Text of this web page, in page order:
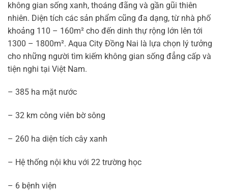
không gian sống xanh, thoáng đãng và gần gũi thiên
nhiên. Diện tích các sản phẩm cũng đa dạng, từ nhà phố
khoảng 110 – 160m² cho đến dinh thự rộng lớn lên tới
1300 – 1800m². Aqua City Đồng Nai là lựa chọn lý tưởng
cho những người tìm kiếm không gian sống đẳng cấp và
tiện nghi tại Việt Nam.
– 385 ha mặt nước
– 32 km công viên bờ sông
– 260 ha diện tích cây xanh
– Hệ thống nội khu với 22 trường học
– 6 bệnh viện